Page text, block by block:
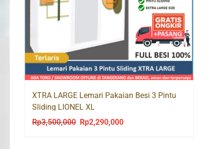
XTRA LARGE Lemari Pakaian Besi 3 Pintu
Sliding LIONEL XL
Rp3,500,000
Original
Rp2,290,000Current